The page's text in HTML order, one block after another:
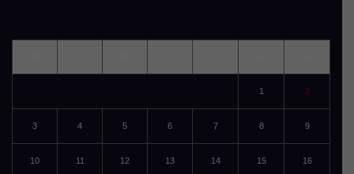
1 2
3 4 5 6 7 8 9
10 11 12 13 14 15 16